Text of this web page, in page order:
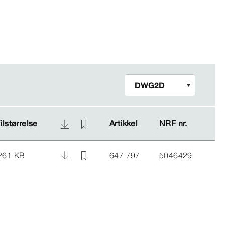
Artikkel NRF nr.
Artikkel NRF nr.
KB 647 797 5046429